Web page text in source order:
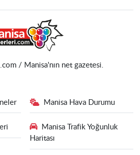
/ Manisa'nın net gazetesi.
Manisa Hava Durumu
Manisa Trafik Yoğunluk
Haritası